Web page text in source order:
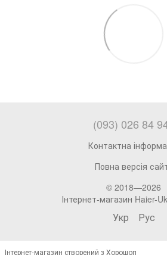
(093) 026 84
Контактна
Повна версія
© 2018—2026
Інтернет-магазин Haier-
Укр Рус
Інтернет-магазин створений з Хорошоп